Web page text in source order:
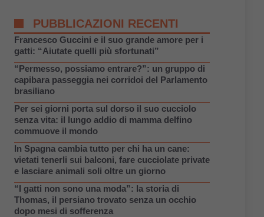
PUBBLICAZIONI RECENTI
Francesco Guccini e il suo grande amore per i
gatti: “Aiutate quelli più sfortunati”
“Permesso, possiamo entrare?”: un gruppo di
capibara passeggia nei corridoi del Parlamento
brasiliano
Per sei giorni porta sul dorso il suo cucciolo
senza vita: il lungo addio di mamma delfino
commuove il mondo
In Spagna cambia tutto per chi ha un cane:
vietati tenerli sui balconi, fare cucciolate private
e lasciare animali soli oltre un giorno
“I gatti non sono una moda”: la storia di
Thomas, il persiano trovato senza un occhio
dopo mesi di sofferenza